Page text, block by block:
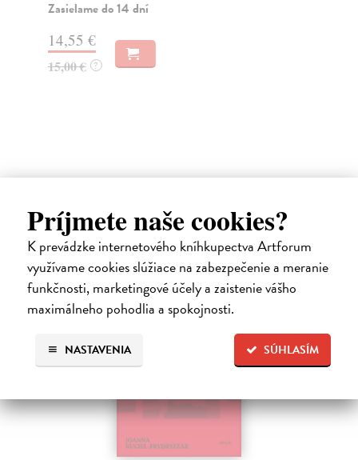
Príjmete naše cookies?
K prevádzke internetového kníhkupectva Artforum
využívame cookies slúžiace na zabezpečenie a meranie
funkčnosti, marketingové účely a zaistenie vášho
maximálneho pohodlia a spokojnosti.
SÚHLASÍM
NASTAVENIA
Zasielame do 14 dní
14,55 €
15,00 € ?
dejiny